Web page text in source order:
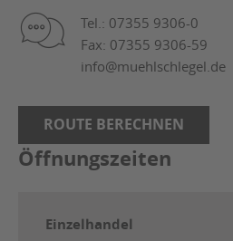
Tel.: 07355 9306-0
Fax: 07355 9306-59
info@muehlschlegel.de
ROUTE BERECHNEN
Öffnungszeiten
Einzelhandel